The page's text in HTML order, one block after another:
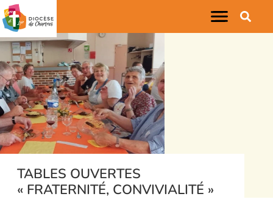
TABLES OUVERTES
« FRATERNITÉ, CONVIVIALITÉ »